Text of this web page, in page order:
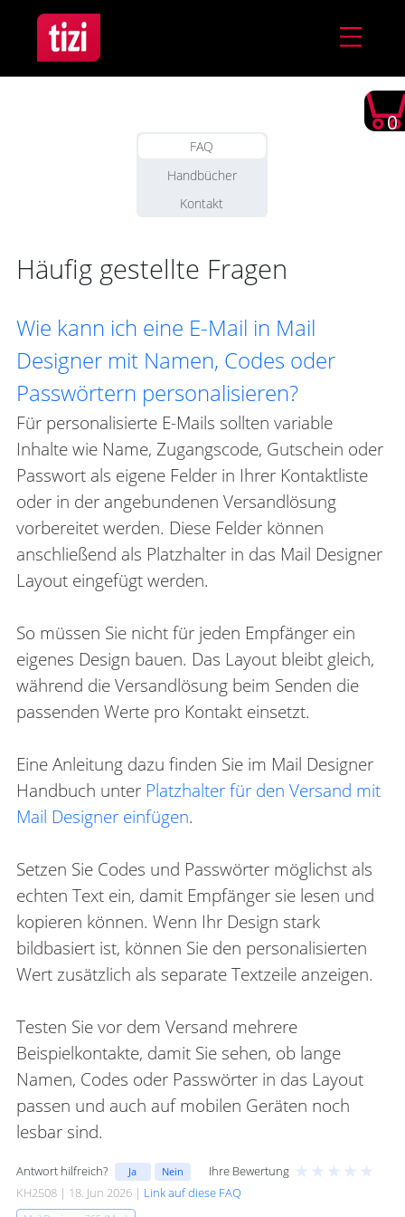
0
FAQ
Handbücher
Kontakt
Häufig gestellte Fragen
Wie kann ich eine E-Mail in Mail
Designer mit Namen, Codes oder
Passwörtern personalisieren?
Für personalisierte E-Mails sollten variable
Inhalte wie Name, Zugangscode, Gutschein oder
Passwort als eigene Felder in Ihrer Kontaktliste
oder in der angebundenen Versandlösung
vorbereitet werden. Diese Felder können
anschließend als Platzhalter in das Mail Designer
Layout eingefügt werden.
So müssen Sie nicht für jeden Empfänger ein
eigenes Design bauen. Das Layout bleibt gleich,
während die Versandlösung beim Senden die
passenden Werte pro Kontakt einsetzt.
Eine Anleitung dazu finden Sie im Mail Designer
Handbuch unter Platzhalter für den Versand mit
Mail Designer einfügen.
Setzen Sie Codes und Passwörter möglichst als
echten Text ein, damit Empfänger sie lesen und
kopieren können. Wenn Ihr Design stark
bildbasiert ist, können Sie den personalisierten
Wert zusätzlich als separate Textzeile anzeigen.
Testen Sie vor dem Versand mehrere
Beispielkontakte, damit Sie sehen, ob lange
Namen, Codes oder Passwörter in das Layout
passen und auch auf mobilen Geräten noch
lesbar sind.
Antwort hilfreich? Ja Nein Ihre Bewertung ★ ★ ★ ★ ★
KH2508 | 18. Jun 2026 | Link auf diese FAQ